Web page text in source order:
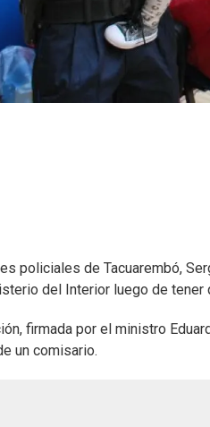
policiales de Tacuarembó,
del Interior luego de tener
firmada por el ministro
un comisario.